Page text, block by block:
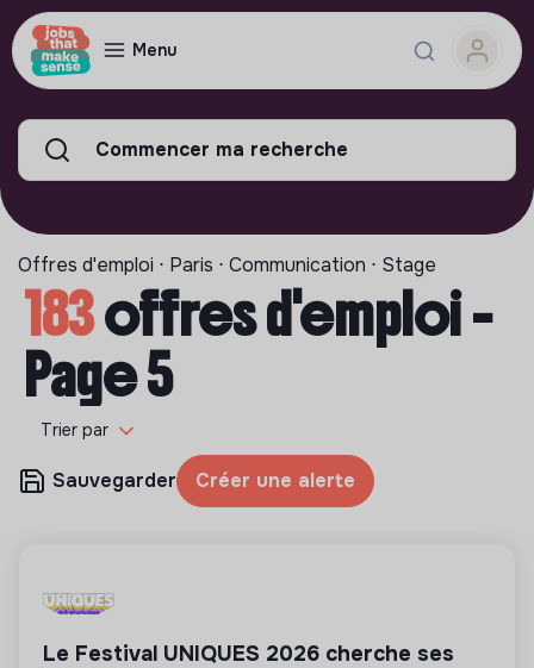
Menu
Commencer ma recherche
Offres d'emploi ⋅ Paris ⋅ Communication ⋅ Stage
183offres d'emploi -
Page 5
Trier par
Sauvegarder Créer une alerte
Le Festival UNIQUES 2026 cherche ses